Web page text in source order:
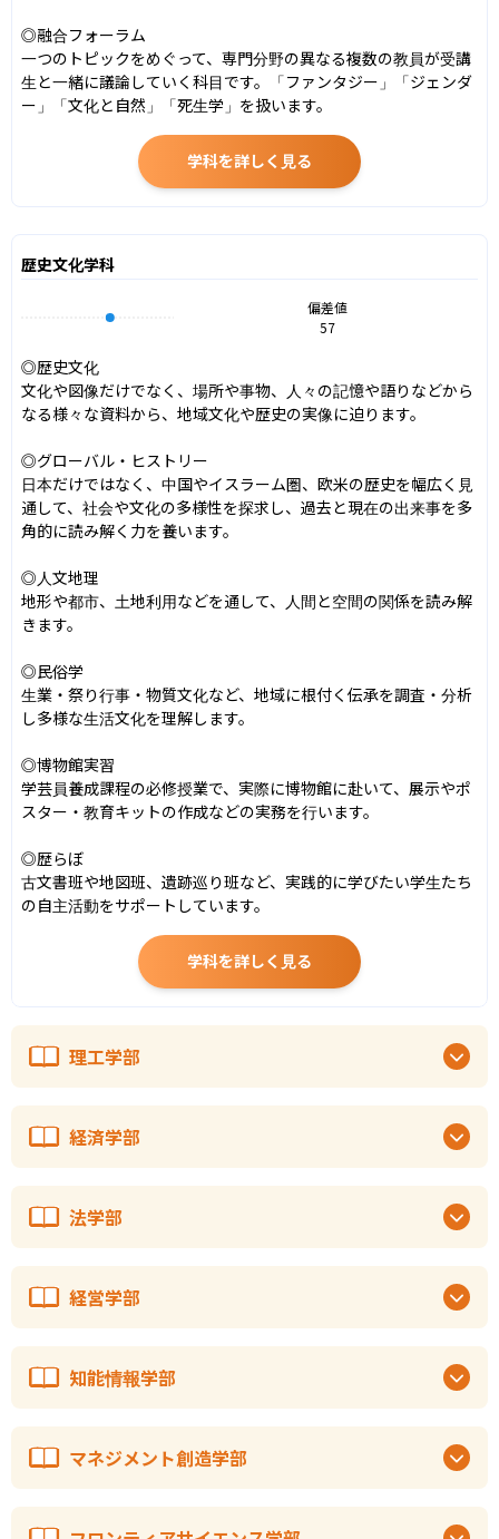
◎融合フォーラム
一つのトピックをめぐって、専門分野の異なる複数の教員が受講
生と一緒に議論していく科目です。「ファンタジー」「ジェンダ
ー」「文化と自然」「死生学」を扱います。
学科を詳しく見る
歴史文化学科
偏差値
57
◎歴史文化
文化や図像だけでなく、場所や事物、人々の記憶や語りなどから
なる様々な資料から、地域文化や歴史の実像に迫ります。
◎グローバル・ヒストリー
日本だけではなく、中国やイスラーム圏、欧米の歴史を幅広く見
通して、社会や文化の多様性を探求し、過去と現在の出来事を多
角的に読み解く力を養います。
◎人文地理
地形や都市、土地利用などを通して、人間と空間の関係を読み解
きます。
◎民俗学
生業・祭り行事・物質文化など、地域に根付く伝承を調査・分析
し多様な生活文化を理解します。
◎博物館実習
学芸員養成課程の必修授業で、実際に博物館に赴いて、展示やポ
スター・教育キットの作成などの実務を行います。
◎歴らぼ
古文書班や地図班、遺跡巡り班など、実践的に学びたい学生たち
の自主活動をサポートしています。
学科を詳しく見る
理工学部
経済学部
法学部
経営学部
知能情報学部
マネジメント創造学部